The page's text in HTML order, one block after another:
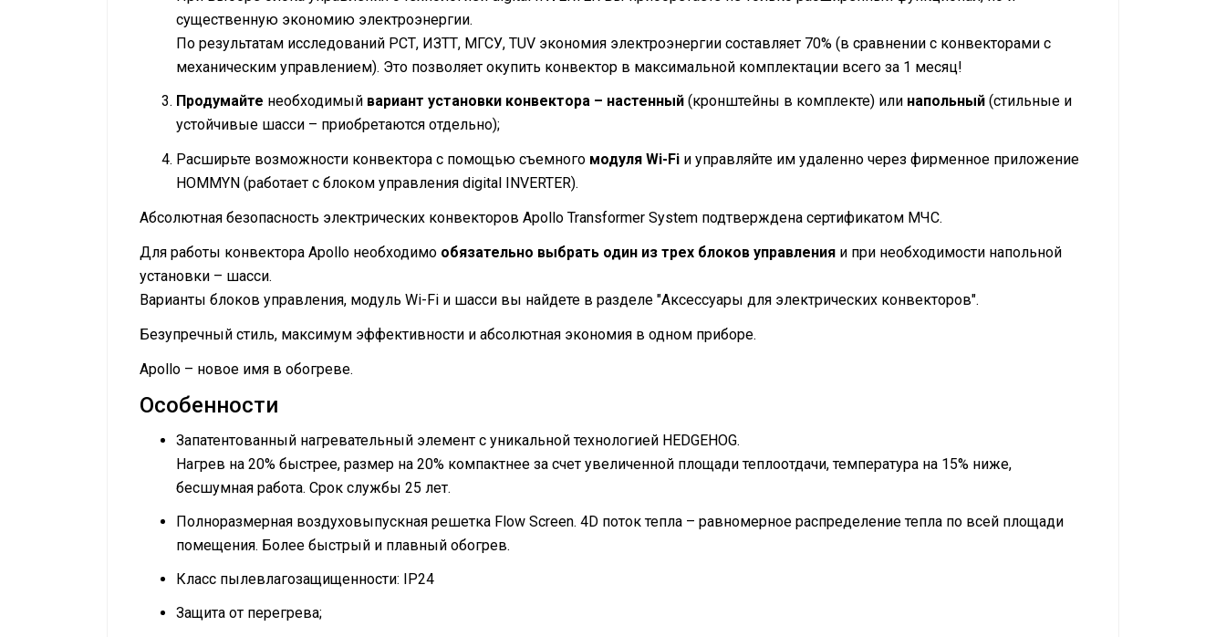
существенную экономию электроэнергии.
По результатам исследований РСТ, ИЗТТ, МГСУ, TUV экономия электроэнергии составляет 70% (в сравнении с конвекторами с
механическим управлением). Это позволяет окупить конвектор в максимальной комплектации всего за 1 месяц!
Продумайте необходимый вариант установки конвектора – настенный (кронштейны в комплекте) или напольный (стильные и
устойчивые шасси – приобретаются отдельно);
Расширьте возможности конвектора с помощью съемного модуля Wi-Fi и управляйте им удаленно через фирменное приложение
HOMMYN (работает с блоком управления digital INVERTER).
Абсолютная безопасность электрических конвекторов Apollo Transformer System подтверждена сертификатом МЧС.
Для работы конвектора Apollo необходимо обязательно выбрать один из трех блоков управления и при необходимости напольной
установки – шасси.
Варианты блоков управления, модуль Wi-Fi и шасси вы найдете в разделе "Аксессуары для электрических конвекторов".
Безупречный стиль, максимум эффективности и абсолютная экономия в одном приборе.
Apollo – новое имя в обогреве.
Особенности
Запатентованный нагревательный элемент с уникальной технологией HEDGEHOG.
Нагрев на 20% быстрее, размер на 20% компактнее за счет увеличенной площади теплоотдачи, температура на 15% ниже,
бесшумная работа. Срок службы 25 лет.
Полноразмерная воздуховыпускная решетка Flow Screen. 4D поток тепла – равномерное распределение тепла по всей площади
помещения. Более быстрый и плавный обогрев.
Класс пылевлагозащищенности: IP24
Защита от перегрева;